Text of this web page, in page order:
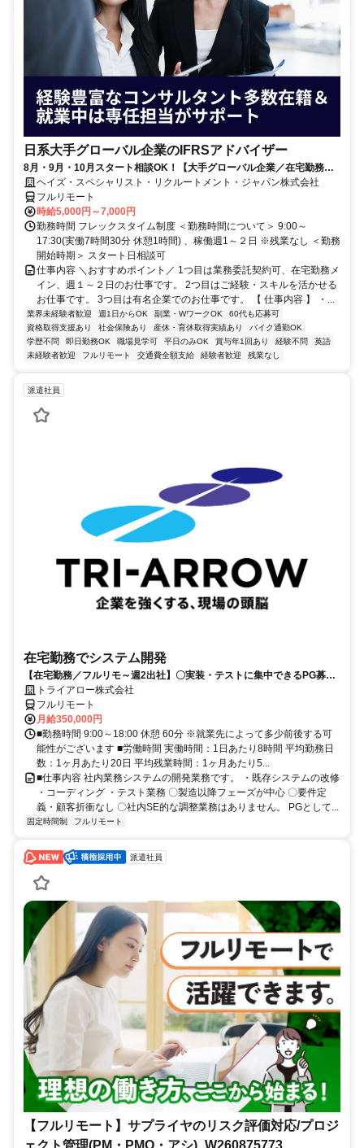
日系大手グローバル企業のIFRSアドバイザー
8月・9月・10月スタート相談OK！【大手グローバル企業／在宅勤務メ
イン／週1～2日勤務】IFRSアドバイザー
ヘイズ・スペシャリスト・リクルートメント・ジャパン株式会社
フルリモート
時給5,000円～7,000円
勤務時間 フレックスタイム制度 ＜勤務時間について＞ 9:00～
17:30(実働7時間30分 休憩1時間) 、稼働週1～２日 ※残業なし ＜勤務
開始時期＞ スタート日相談可
仕事内容 ＼おすすめポイント／ 1つ目は業務委託契約可、在宅勤務メ
イン、週１～２日のお仕事です。 2つ目はご経験・スキルを活かせる
お仕事です。 3つ目は有名企業でのお仕事です。 【 仕事内容 】 ・...
業界未経験者歓迎 週1日からOK 副業・WワークOK
60代も応募可
資格取得支援あり
社会保険あり 産休・育休取得実績あり
バイク通勤OK
学歴不問
即日勤務OK 職場見学可 平日のみOK 賞与年1回あり 経験不問
英語
未経験者歓迎
フルリモート 交通費全額支給 経験者歓迎 残業なし
派遣社員
在宅勤務でシステム開発
【在宅勤務／フルリモ～週2出社】〇実装・テストに集中できるPG募集
〇業務用端末貸与あり
トライアロー株式会社
フルリモート
月給350,000円
■勤務時間 9:00～18:00 休憩 60分 ※就業先によって多少前後する可
能性がございます ■労働時間 実働時間：1日あたり8時間 平均勤務日
数：1ヶ月あたり20日 平均残業時間：1ヶ月あたり5...
■仕事内容 社内業務システムの開発業務です。 ・既存システムの改修
・コーディング ・テスト業務 〇製造以降フェーズが中心 〇要件定
義・顧客折衝なし 〇社内SE的な調整業務はありません。 PGとして...
固定時間制 フルリモート
派遣社員
【フルリモート】サプライヤのリスク評価対応/プロジ
ェクト管理(PM・PMO・アシ)_W260875773